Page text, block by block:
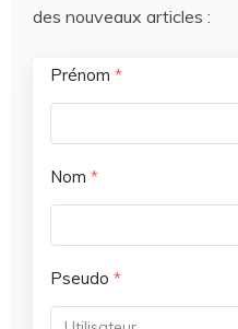
des nouveaux articles :
Prénom *
Nom *
Pseudo *